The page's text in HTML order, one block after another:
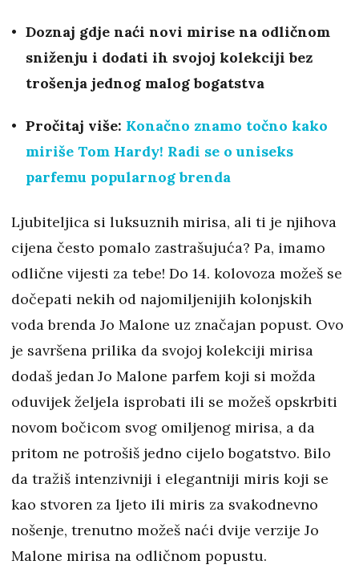
Doznaj gdje naći novi mirise na odličnom
sniženju i dodati ih svojoj kolekciji bez
trošenja jednog malog bogatstva
Pročitaj više: Konačno znamo točno kako
miriše Tom Hardy! Radi se o uniseks
parfemu popularnog brenda
Ljubiteljica si luksuznih mirisa, ali ti je njihova
cijena često pomalo zastrašujuća? Pa, imamo
odlične vijesti za tebe! Do 14. kolovoza možeš se
dočepati nekih od najomiljenijih kolonjskih
voda brenda Jo Malone uz značajan popust. Ovo
je savršena prilika da svojoj kolekciji mirisa
dodaš jedan Jo Malone parfem koji si možda
oduvijek željela isprobati ili se možeš opskrbiti
novom bočicom svog omiljenog mirisa, a da
pritom ne potrošiš jedno cijelo bogatstvo. Bilo
da tražiš intenzivniji i elegantniji miris koji se
kao stvoren za ljeto ili miris za svakodnevno
nošenje, trenutno možeš naći dvije verzije Jo
Malone mirisa na odličnom popustu.